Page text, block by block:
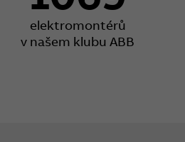
elektromontérů
v našem klubu ABB